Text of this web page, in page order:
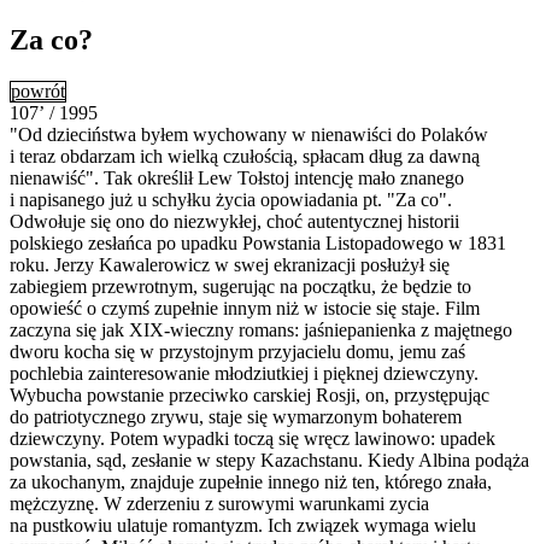
Za co?
powrót
107’ / 1995
"Od dzieciństwa byłem wychowany w nienawiści do Polaków
i teraz obdarzam ich wielką czułością, spłacam dług za dawną
nienawiść". Tak określił Lew Tołstoj intencję mało znanego
i napisanego już u schyłku życia opowiadania pt. "Za co".
Odwołuje się ono do niezwykłej, choć autentycznej historii
polskiego zesłańca po upadku Powstania Listopadowego w 1831
roku. Jerzy Kawalerowicz w swej ekranizacji posłużył się
zabiegiem przewrotnym, sugerując na początku, że będzie to
opowieść o czymś zupełnie innym niż w istocie się staje. Film
zaczyna się jak XIX-wieczny romans: jaśniepanienka z majętnego
dworu kocha się w przystojnym przyjacielu domu, jemu zaś
pochlebia zainteresowanie młodziutkiej i pięknej dziewczyny.
Wybucha powstanie przeciwko carskiej Rosji, on, przystępując
do patriotycznego zrywu, staje się wymarzonym bohaterem
dziewczyny. Potem wypadki toczą się wręcz lawinowo: upadek
powstania, sąd, zesłanie w stepy Kazachstanu. Kiedy Albina podąża
za ukochanym, znajduje zupełnie innego niż ten, którego znała,
mężczyznę. W zderzeniu z surowymi warunkami zycia
na pustkowiu ulatuje romantyzm. Ich związek wymaga wielu